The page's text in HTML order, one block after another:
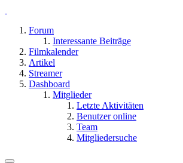
Forum
Interessante Beiträge
Filmkalender
Artikel
Streamer
Dashboard
Mitglieder
Letzte Aktivitäten
Benutzer online
Team
Mitgliedersuche